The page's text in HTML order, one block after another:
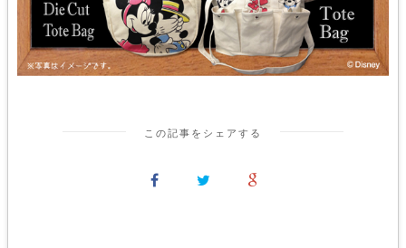
この記事をシェアする